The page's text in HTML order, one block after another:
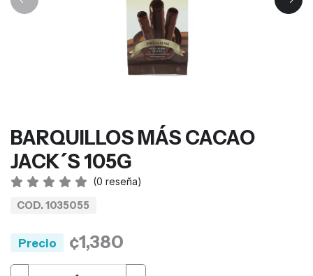
BARQUILLOS MÁS CACAO
JACK´S 105G
(0 reseña)
COD. 1035055
Precio ¢1,380